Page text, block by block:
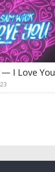
I Love You